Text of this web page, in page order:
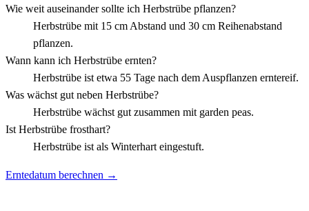
Wie weit auseinander sollte ich Herbstrübe pflanzen?
Herbstrübe mit 15 cm Abstand und 30 cm Reihenabstand
pflanzen.
Wann kann ich Herbstrübe ernten?
Herbstrübe ist etwa 55 Tage nach dem Auspflanzen erntereif.
Was wächst gut neben Herbstrübe?
Herbstrübe wächst gut zusammen mit garden peas.
Ist Herbstrübe frosthart?
Herbstrübe ist als Winterhart eingestuft.
Erntedatum berechnen →